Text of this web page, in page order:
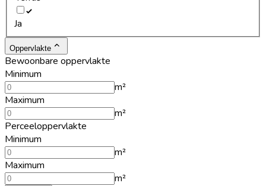
Ja
Oppervlakte
Bewoonbare oppervlakte
Minimum
m²
Maximum
m²
Perceeloppervlakte
Minimum
m²
Maximum
m²